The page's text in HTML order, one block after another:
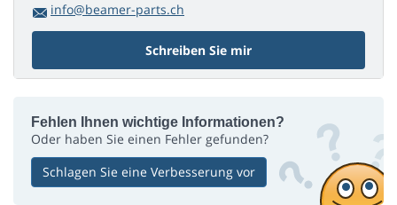
info@beamer-parts.ch
Schreiben Sie mir
Fehlen Ihnen wichtige Informationen?
Oder haben Sie einen Fehler gefunden?
Schlagen Sie eine Verbesserung vor